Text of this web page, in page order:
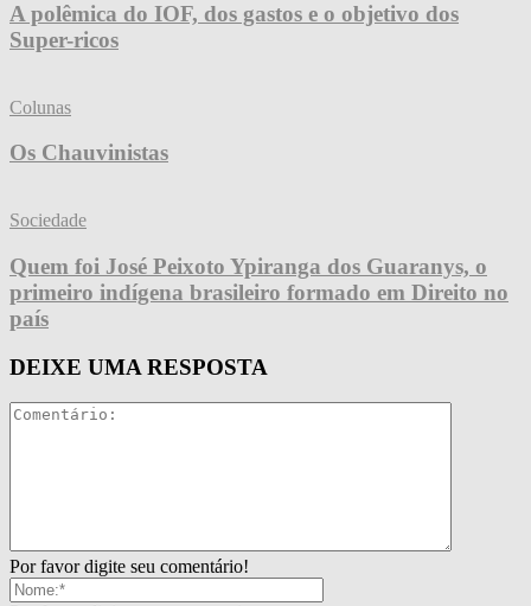
A polêmica do IOF, dos gastos e o objetivo dos
Super-ricos
Colunas
Os Chauvinistas
Sociedade
Quem foi José Peixoto Ypiranga dos Guaranys, o
primeiro indígena brasileiro formado em Direito no
país
DEIXE UMA RESPOSTA
Por favor digite seu comentário!